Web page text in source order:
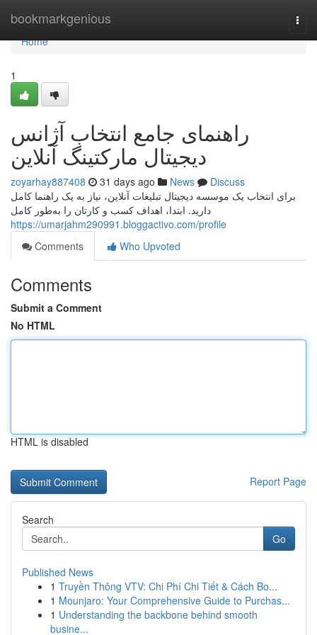
bookmarkgenious
Home
Home
1
راهنمای جامع انتخاب آژانس
دیجیتال مارکتینگ آنلاین
zoyarhay887408 31 days ago News
Discuss
برای انتخاب یک موسسه دیجیتال تبلیغات آنلاین، نیاز به یک راهنما کامل
دارید. ابتدا، اهداف کسب و کارتان را به‌طور کامل
https://umarjahm290991.bloggactivo.com/profile
Comments
Who Upvoted
Comments
Submit a Comment
No HTML
HTML is disabled
Report Page
Search
Go
Published News
1 Truyền Thông VTV: Chi Phí Chi Tiết & Cách Bo...
1 Mounjaro: Your Comprehensive Guide to Purchas...
1 Understanding the backbone behind smooth
busine...